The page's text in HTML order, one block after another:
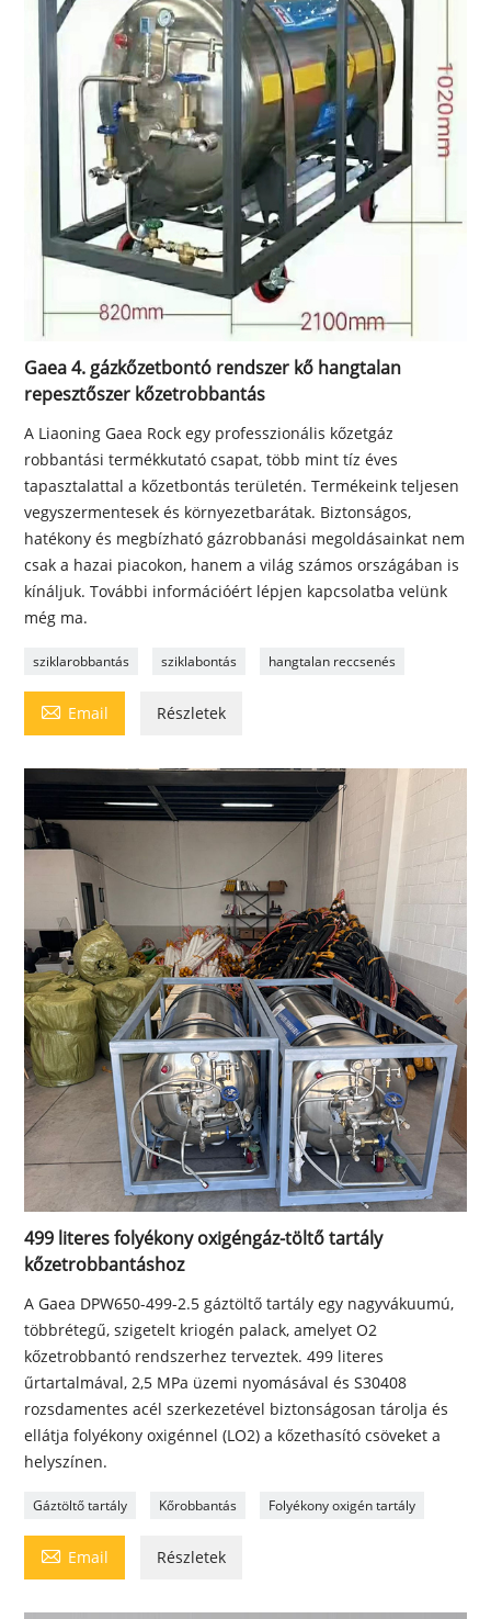
Gaea 4. gázkőzetbontó rendszer kő hangtalan
repesztőszer kőzetrobbantás
A Liaoning Gaea Rock egy professzionális kőzetgáz
robbantási termékkutató csapat, több mint tíz éves
tapasztalattal a kőzetbontás területén. Termékeink teljesen
vegyszermentesek és környezetbarátak. Biztonságos,
hatékony és megbízható gázrobbanási megoldásainkat nem
csak a hazai piacokon, hanem a világ számos országában is
kínáljuk. További információért lépjen kapcsolatba velünk
még ma.
sziklarobbantás sziklabontás hangtalan reccsenés
 Email Részletek
499 literes folyékony oxigéngáz-töltő tartály
kőzetrobbantáshoz
A Gaea DPW650-499-2.5 gáztöltő tartály egy nagyvákuumú,
többrétegű, szigetelt kriogén palack, amelyet O2
kőzetrobbantó rendszerhez terveztek. 499 literes
űrtartalmával, 2,5 MPa üzemi nyomásával és S30408 ​​
rozsdamentes acél szerkezetével biztonságosan tárolja és
ellátja folyékony oxigénnel (LO2) a kőzethasító csöveket a
helyszínen.
Gáztöltő tartály Kőrobbantás Folyékony oxigén tartály
 Email Részletek